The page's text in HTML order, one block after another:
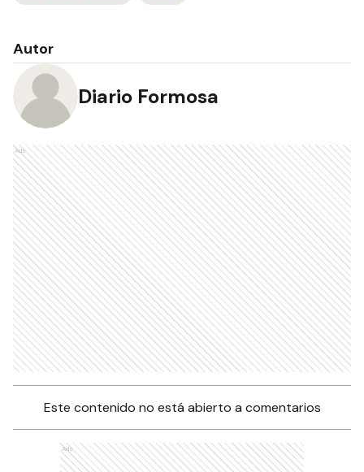
Autor
Diario Formosa
Ads
Este contenido no está abierto a comentarios
Ads